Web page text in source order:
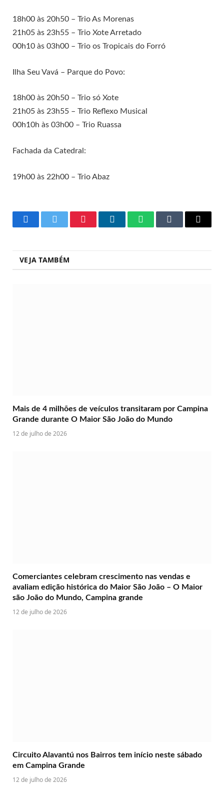
18h00 às 20h50 – Trio As Morenas
21h05 às 23h55 – Trio Xote Arretado
00h10 às 03h00 – Trio os Tropicais do Forró
Ilha Seu Vavá – Parque do Povo:
18h00 às 20h50 – Trio só Xote
21h05 às 23h55 – Trio Reflexo Musical
00h10h às 03h00 – Trio Ruassa
Fachada da Catedral:
19h00 às 22h00 – Trio Abaz
FacebookTwitter PinterestLinkedInWhatsAppTumblr Copy
VEJA TAMBÉM
Mais de 4 milhões de veículos transitaram por Campina
Grande durante O Maior São João do Mundo
12 de julho de 2026
Comerciantes celebram crescimento nas vendas e
avaliam edição histórica do Maior São João – O Maior
são João do Mundo, Campina grande
12 de julho de 2026
Circuito Alavantú nos Bairros tem início neste sábado
em Campina Grande
12 de julho de 2026